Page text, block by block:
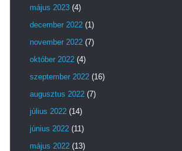
május 2023 (4)
december 2022 (1)
november 2022 (7)
október 2022 (4)
szeptember 2022 (16)
augusztus 2022 (7)
július 2022 (14)
június 2022 (11)
május 2022 (13)